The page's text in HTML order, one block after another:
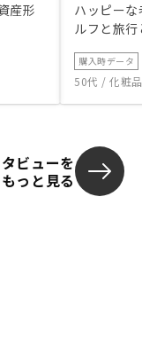
産形
ハッピー
ルフと旅
購入時データ
50代 / 化粧
ビューを
もっと見る